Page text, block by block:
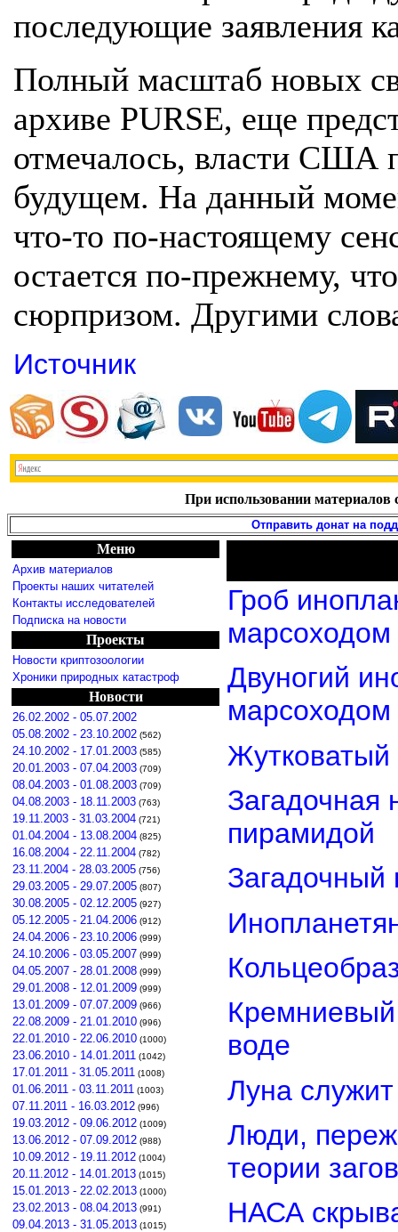
последующие заявления
Полный масштаб новых
архиве PURSE, еще
отмечалось, власти США
будущем. На данный
что-то по-настоящему
остается по-прежнему,
сюрпризом. Другими
Источник
При использовании материалов
Отправить донат на
Меню
Архив материалов
Проекты наших читателей
Контакты исследователей
Подписка на новости
Проекты
Новости криптозоологии
Хроники природных катастроф
Новости
26.02.2002 - 05.07.2002
05.08.2002 - 23.10.2002 (562)
24.10.2002 - 17.01.2003 (585)
20.01.2003 - 07.04.2003 (709)
08.04.2003 - 01.08.2003 (709)
04.08.2003 - 18.11.2003 (763)
19.11.2003 - 31.03.2004 (721)
01.04.2004 - 13.08.2004 (825)
16.08.2004 - 22.11.2004 (782)
23.11.2004 - 28.03.2005 (756)
29.03.2005 - 29.07.2005 (807)
30.08.2005 - 02.12.2005 (927)
05.12.2005 - 21.04.2006 (912)
24.04.2006 - 23.10.2006 (999)
24.10.2006 - 03.05.2007 (999)
04.05.2007 - 28.01.2008 (999)
29.01.2008 - 12.01.2009 (999)
13.01.2009 - 07.07.2009 (966)
22.08.2009 - 21.01.2010 (996)
22.01.2010 - 22.06.2010 (1000)
23.06.2010 - 14.01.2011 (1042)
17.01.2011 - 31.05.2011 (1008)
01.06.2011 - 03.11.2011 (1003)
07.11.2011 - 16.03.2012 (996)
19.03.2012 - 09.06.2012 (1009)
13.06.2012 - 07.09.2012 (988)
10.09.2012 - 19.11.2012 (1004)
20.11.2012 - 14.01.2013 (1015)
15.01.2013 - 22.02.2013 (1000)
23.02.2013 - 08.04.2013 (991)
09.04.2013 - 31.05.2013 (1015)
Гроб
марсоходом
Двуногий
марсоходом
Загадочная
пирамидой
воде
Луна
Люди,
теории
НАСА